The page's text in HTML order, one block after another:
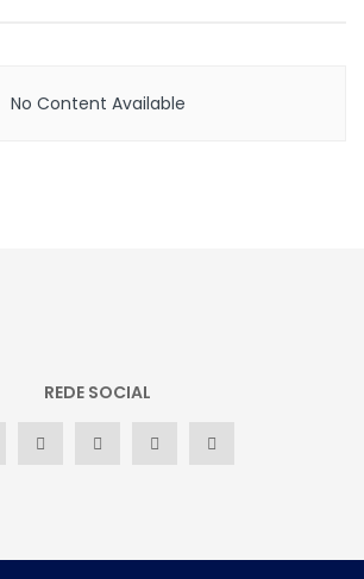
No Content Available
REDE SOCIAL